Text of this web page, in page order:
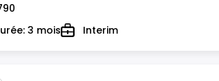
3 moisTypeInterim